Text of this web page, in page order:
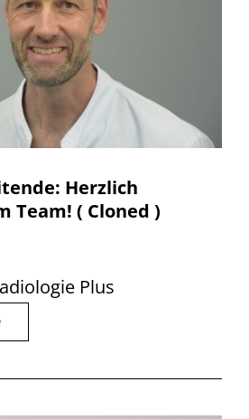
Herzlich
Team! ( Cloned )
Plus